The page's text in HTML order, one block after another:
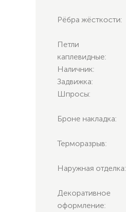
Рёбра жёсткости:
Петли
каплевидные:
Наличник:
Задвижка:
Шпросы:
Броне накладка:
Терморазрыв:
Наружная отделка:
Декоративное
оформление: